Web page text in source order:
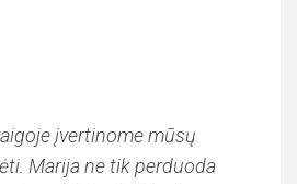
įvertinome mūsų
Marija ne tik perduoda